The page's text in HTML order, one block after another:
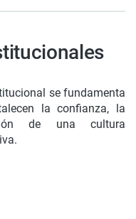
se fundamenta
la confianza, la
de una cultura